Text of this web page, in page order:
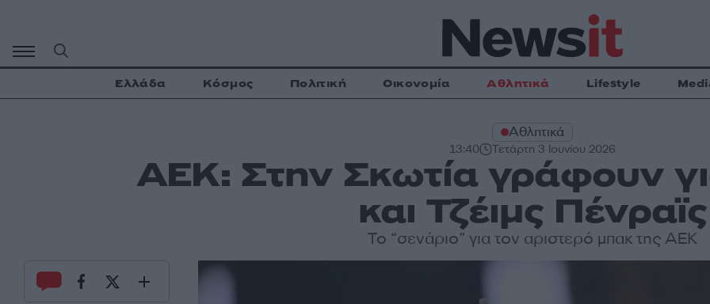
περιεχόμενο
Ελλάδα Κόσμος Πολιτική Οικονομία Αθλητικά Lifestyle
Αθλητικά
13:40 Τετάρτη 3 Ιουνίου 2026
ΑΕΚ: Στην Σκωτία γράφουν
και Τζέιμς Πένραϊς
Το “σενάριο” για τον αριστερό μπακ της ΑΕΚ